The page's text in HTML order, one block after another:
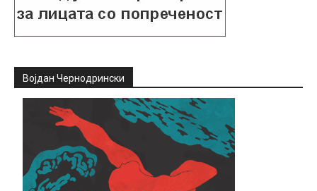
Војдан Чернодрински